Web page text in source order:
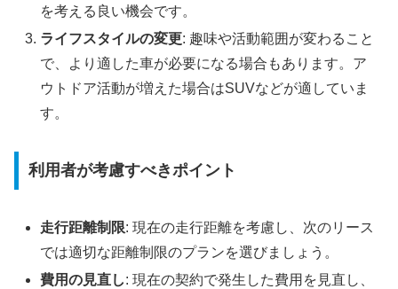
を考える良い機会です。
ライフスタイルの変更: 趣味や活動範囲が変わること
で、より適した車が必要になる場合もあります。ア
ウトドア活動が増えた場合はSUVなどが適していま
す。
利用者が考慮すべきポイント
走行距離制限: 現在の走行距離を考慮し、次のリース
では適切な距離制限のプランを選びましょう。
費用の見直し: 現在の契約で発生した費用を見直し、